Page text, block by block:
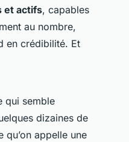
et actifs, capables
au nombre,
en crédibilité. Et
qui semble
dizaines de
qu’on appelle une